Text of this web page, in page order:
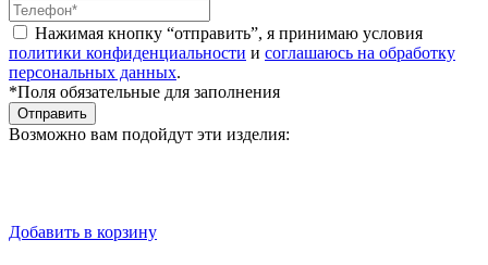
Нажимая кнопку “отправить”, я принимаю условия
политики конфиденциальности и соглашаюсь на обработку
персональных данных.
*Поля обязательные для заполнения
Отправить
Возможно вам подойдут эти изделия:
Добавить в корзину